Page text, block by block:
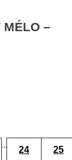
MÉLO –
... 24 25